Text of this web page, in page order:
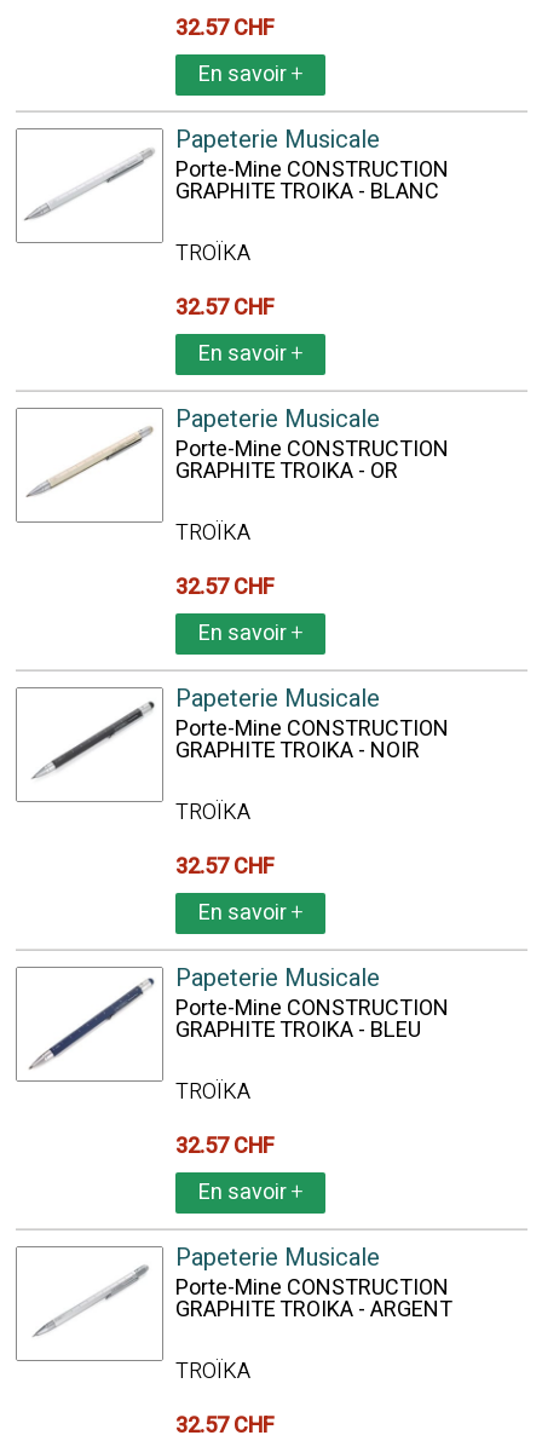
32.57 CHF
En savoir+
Papeterie Musicale
Porte-Mine CONSTRUCTION
GRAPHITE TROIKA - BLANC
TROÏKA
32.57 CHF
En savoir+
Papeterie Musicale
Porte-Mine CONSTRUCTION
GRAPHITE TROIKA - OR
TROÏKA
32.57 CHF
En savoir+
Papeterie Musicale
Porte-Mine CONSTRUCTION
GRAPHITE TROIKA - NOIR
TROÏKA
32.57 CHF
En savoir+
Papeterie Musicale
Porte-Mine CONSTRUCTION
GRAPHITE TROIKA - BLEU
TROÏKA
32.57 CHF
En savoir+
Papeterie Musicale
Porte-Mine CONSTRUCTION
GRAPHITE TROIKA - ARGENT
TROÏKA
32.57 CHF